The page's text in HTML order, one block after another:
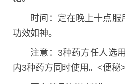
时间：定在晚上十点服
功效如神。
注意：3种药方任人选
内3种药方同时使用。<便秘>